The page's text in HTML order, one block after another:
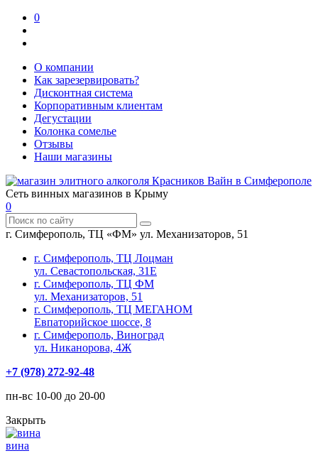
0
О компании
Как зарезервировать?
Дисконтная система
Корпоративным клиентам
Дегустации
Колонка сомелье
Отзывы
Наши магазины
Сеть винных магазинов в Крыму
0
г. Симферополь, ТЦ «ФМ» ул. Механизаторов, 51
г. Симферополь, ТЦ Лоцман
ул. Севастопольская, 31Е
г. Симферополь, ТЦ ФМ
ул. Механизаторов, 51
г. Симферополь, ТЦ МЕГАНОМ
Евпаторийское шоссе, 8
г. Симферополь, Виноград
ул. Никанорова, 4Ж
+7 (978) 272-92-48
пн-вс 10-00 до 20-00
Закрыть
вина